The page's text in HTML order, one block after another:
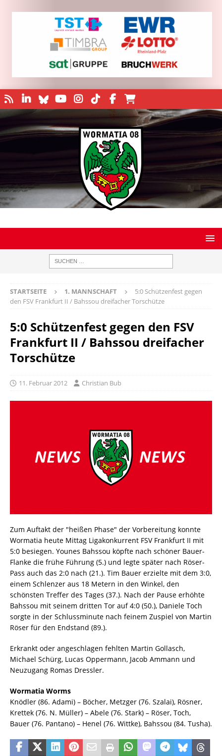
STARTSEITE 1. MANNSCHAFT
5:0 Schützenfest gegen
den FSV Frankfurt II / Bahssou dreifacher Torschütze
5:0 Schützenfest gegen den FSV
Frankfurt II / Bahssou dreifacher
Torschütze
11. Februar 2012 Christian Bub
Zum Auftakt der "heißen Phase" der Vorbereitung konnte
Wormatia heute Mittag Ligakonkurrent FSV Frankfurt II mit
5:0 besiegen. Younes Bahssou köpfte nach schöner Bauer-
Flanke die frühe Führung (5.) und legte später nach Röser-
Pass auch das 2:0 nach (21.). Tim Bauer erzielte mit dem 3:0,
einem Schlenzer aus 18 Metern in den Winkel, den
schönsten Treffer des Tages (37.). Nach der Pause erhöhte
Bahssou mit seinem dritten Tor auf 4:0 (50.), Daniele Toch
sorgte in der Schlussminute nach feinem Zuspiel von Martin
Röser für den Endstand (89.).
Erkrankt oder angeschlagen fehlten Martin Gollasch,
Michael Schürg, Lucas Oppermann, Jacob Ammann und
Neuzugang Romas Dressler.
Wormatia Worms
Knödler (86. Adami) – Böcher, Metzger (76. Szalai), Rösner,
Krettek (76. N. Müller) – Abele (76. Stark) – Röser, Toch,
Bauer (76. Pantano) – Henel (76. Wittke), Bahssou (84. Tusha).